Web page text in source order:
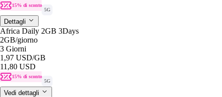
15% di sconto
5G
Dettagli
Africa Daily 2GB 3Days
2GB/giorno
3 Giorni
1,97 USD/GB
11,80 USD
15% di sconto
5G
Vedi dettagli